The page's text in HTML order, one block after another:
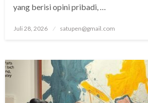
yang berisi opini pribadi, …
Posted
Juli 28, 2026 satupen@gmail.com